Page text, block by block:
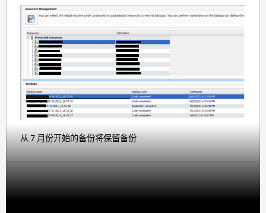
从 7 月份开始的备份将保留备份